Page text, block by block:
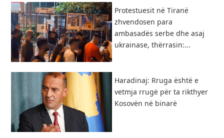
Protestuesit në Tiranë
zhvendosen para
ambasadës serbe dhe asaj
ukrainase, thërrasin:...
Haradinaj: Rruga është e
vetmja rrugë për ta rikthyer
Kosovën në binarë